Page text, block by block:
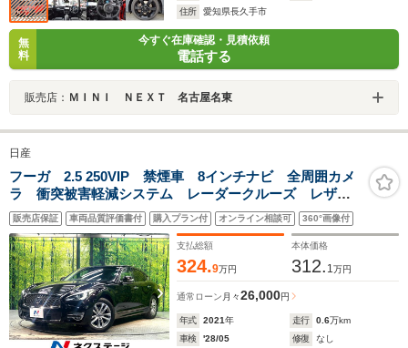
住所
愛知県長久手市
無
料
今すぐ在庫確認・見積依頼
電話する
販売店： ＭＩＮＩ ＮＥＸＴ 名古屋名東
日産
フーガ 2.5 250VIP 禁煙車 8インチナビ 全周囲カメ
ラ 衝突被害軽減システム レーダークルーズ レザー
シート 前席シートヒーター ドラレコ コーナーセン
サー LEDヘッド ビルトインETC 純正18インチアル
ミ
販売店保証 車両品質評価書付 購入プラン付 オンライン相談可 360°画像付
支払総額
324.9万円
本体価格
312. 1万円
通常ローン 月々26,000円
年式 2021年 走行 0.6万km
車検
'28/05 修復
なし